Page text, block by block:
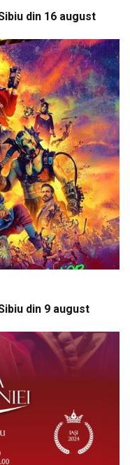
din 16 august
din 9 august